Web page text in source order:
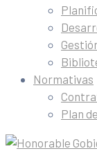
Normativas
Plan